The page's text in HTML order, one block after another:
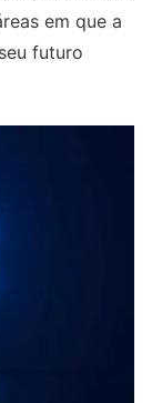
em que a
futuro